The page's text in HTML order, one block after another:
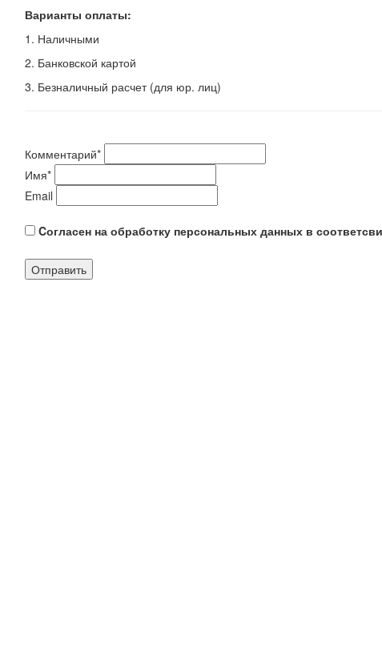
Варианты оплаты:
1. Наличными
2. Банковской картой
3. Безналичный расчет (для юр. лиц)
Комментарий*
Имя*
Email
Cогласен на обработку персональных данных в